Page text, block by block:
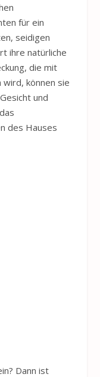
für ein
seidigen
ihre natürliche
die mit
können sie
und
des Hauses
Dann ist